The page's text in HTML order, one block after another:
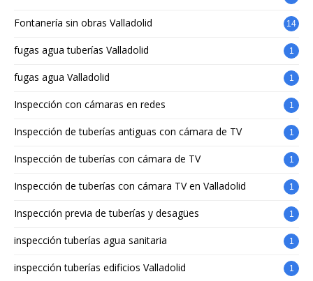
Fontanería sin obras Valladolid 14
fugas agua tuberías Valladolid 1
fugas agua Valladolid 1
Inspección con cámaras en redes 1
Inspección de tuberías antiguas con cámara de TV 1
Inspección de tuberías con cámara de TV 1
Inspección de tuberías con cámara TV en Valladolid 1
Inspección previa de tuberías y desagües 1
inspección tuberías agua sanitaria 1
inspección tuberías edificios Valladolid 1